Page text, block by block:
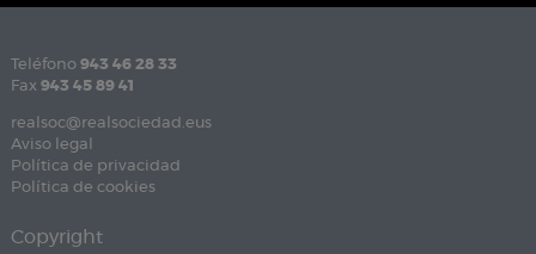
Teléfono 943 46 28 33
Fax 943 45 89 41
realsoc@realsociedad.eus
Aviso legal
Política de privacidad
Política de cookies
Copyright